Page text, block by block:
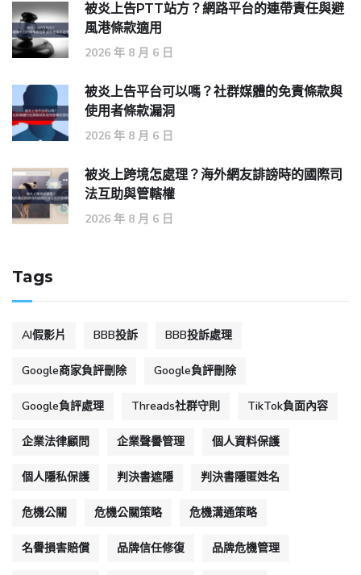
被炎上告PTT站方？網路平台的連帶責任與避
風港條款適用
2026 年 8 月 6 日
被炎上告平台可以嗎？社群媒體的免責條款與
使用者條款漏洞
2026 年 8 月 6 日
被炎上跨境怎處理？海外網友誹謗時的國際司
法互助與管轄權
2026 年 8 月 6 日
Tags
AI假影片 BBB投訴 BBB投訴處理
Google商家負評刪除 Google負評刪除
Google負評處理 Threads社群守則 TikTok負面內容
企業法律顧問 企業聲譽管理 個人資料保護
個人隱私保護 判決書遮隱 判決書隱匿姓名
危機公關 危機公關策略 危機溝通策略
名譽損害賠償 品牌信任修復 品牌危機管理